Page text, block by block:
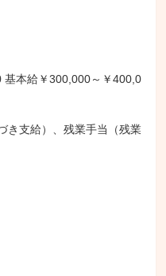
本給￥300,000～￥400,0
き支給）、残業手当（残業